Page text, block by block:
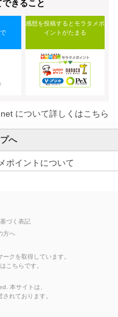
きること
感想を投稿するとモラタメポ
イントがたまる
について詳しくはこちら
へ
ポイントについて
づく表記
方へ
クを取得しています。
はこちらです。
本サイトは、
されております。